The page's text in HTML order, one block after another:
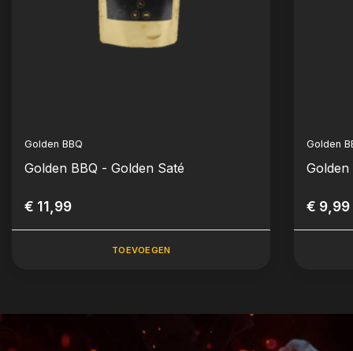
Golden BBQ
Golden BBQ - Golden Saté
€ 11,99
TOEVOEGEN
Golden
€ 9,99